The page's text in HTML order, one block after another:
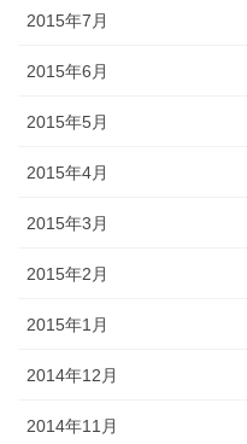
2015年7月
2015年6月
2015年5月
2015年4月
2015年3月
2015年2月
2015年1月
2014年12月
2014年11月